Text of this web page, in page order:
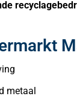
metaal